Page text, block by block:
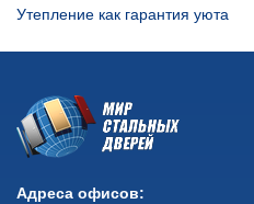
Утепление как гарантия уюта
Адреса офисов: